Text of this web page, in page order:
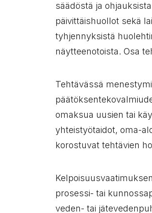
säädöstä ja
päivittäishuollot sekä
tyhjennyksistä
näytteenotoista. Osa
Tehtävässä
omaksua uusien tai
yhteistyötaidot, oma-
korostuvat tehtävien
prosessi- tai
veden- tai